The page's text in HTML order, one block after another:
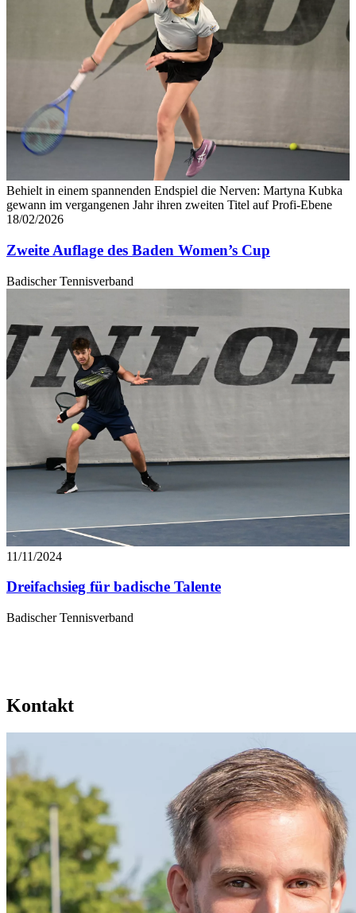
Behielt in einem spannenden Endspiel die Nerven: Martyna Kubka
gewann im vergangenen Jahr ihren zweiten Titel auf Profi-Ebene
18/02/2026
Zweite Auflage des Baden Women’s Cup
Badischer Tennisverband
11/11/2024
Dreifachsieg für badische Talente
Badischer Tennisverband
Kontakt